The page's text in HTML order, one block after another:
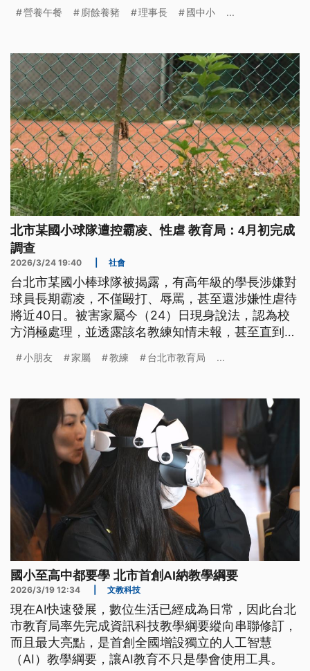
指引，釐清流程，避免不必要的糾紛。
營養午餐 廚餘養豬 理事長 國中小 ...
北市某國小球隊遭控霸凌、性虐 教育局：4月初完成
調查
2026/3/24 19:40 社會
台北市某國小棒球隊被揭露，有高年級的學長涉嫌對
球員長期霸凌，不僅毆打、辱罵，甚至還涉嫌性虐待
將近40日。被害家屬今（24）日現身說法，認為校
方消極處理，並透露該名教練知情未報，甚至直到今
時間已經校安通報，預計4月初完成調查，教練已經
嫌性虐待的棒球隊學長，已經移送台北地院少年法庭
審理。
小朋友 家屬 教練 台北市教育局 ...
國小至高中都要學 北市首創AI納教學綱要
2026/3/19 12:34 文教科技
現在AI快速發展，數位生活已經成為日常，因此台北
市教育局率先完成資訊科技教學綱要縱向串聯修訂，
而且最大亮點，是首創全國增設獨立的人工智慧
（AI）教學綱要，讓AI教育不只是學會使用工具。